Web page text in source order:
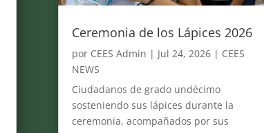
Ceremonia de los Lápices 2026
por CEES Admin | Jul 24, 2026| CEES
NEWS
Ciudadanos de grado undécimo
sosteniendo sus lápices durante la
ceremonia, acompañados por sus